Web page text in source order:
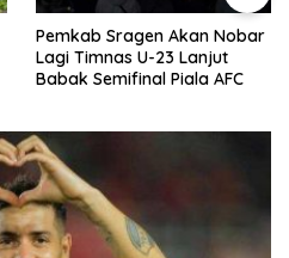
Pemkab Sragen Akan Nobar
Lagi Timnas U-23 Lanjut
Babak Semifinal Piala AFC